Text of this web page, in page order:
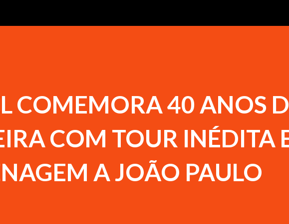
COMEMORA 40 ANOS
COM TOUR INÉDITA
A JOÃO PAULO